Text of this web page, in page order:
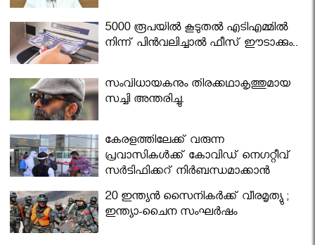
5000 രൂപയിൽ കൂടുതൽ എടിഎമ്മിൽ
നിന്ന് പിൻവലിച്ചാൽ ഫീസ് ഈടാക്കും..
സംവിധായകനും തിരക്കഥാകൃത്തുമായ
സച്ചി അന്തരിച്ചു.
കേരളത്തിലേക്ക് വരുന്ന
പ്രവാസികള്‍ക്ക് കോവിഡ് നെഗറ്റീവ്
സര്‍ട്ടിഫിക്കറ്റ് നിർബന്ധമാക്കാൻ
മന്ത്രിസഭ
20 ഇന്ത്യൻ സൈനികർക്ക് വീരമൃത്യു ;
ഇന്ത്യാ-ചൈന സംഘർഷം